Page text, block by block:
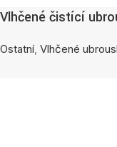
Vlhčené čistící
Ostatní, Vlhčené